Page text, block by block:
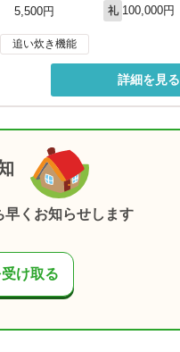
5,500円
礼 100,000円
追い炊き機能
詳細を見る
早くお知らせします
け取る